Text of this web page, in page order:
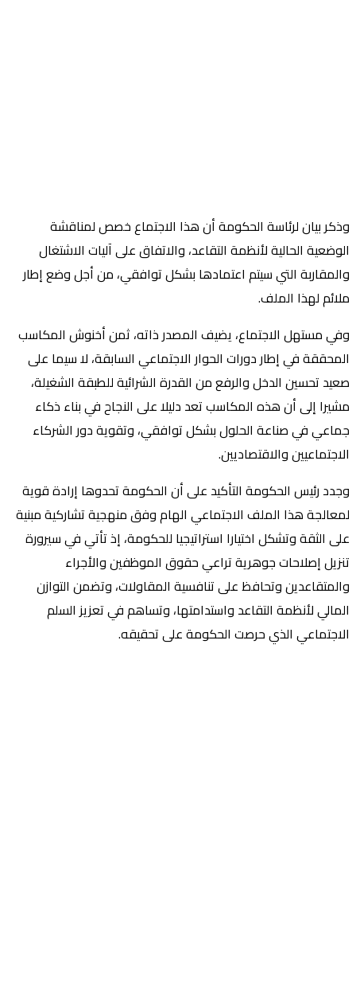
وذكر بيان لرئاسة الحكومة أن هذا الاجتماع خصص لمناقشة
الوضعية الحالية لأنظمة التقاعد، والاتفاق على آليات الاشتغال
والمقاربة التي سيتم اعتمادها بشكل توافقي، من أجل وضع إطار
ملائم لهذا الملف.
وفي مستهل الاجتماع، يضيف المصدر ذاته، ثمن أخنوش المكاسب
المحققة في إطار دورات الحوار الاجتماعي السابقة، لا سيما على
صعيد تحسين الدخل والرفع من القدرة الشرائية للطبقة الشغيلة،
مشيرا إلى أن هذه المكاسب تعد دليلا على النجاح في بناء ذكاء
جماعي في صناعة الحلول بشكل توافقي، وتقوية دور الشركاء
الاجتماعيين والاقتصاديين.
وجدد رئيس الحكومة التأكيد على أن الحكومة تحدوها إرادة قوية
لمعالجة هذا الملف الاجتماعي الهام وفق منهجية تشاركية مبنية
على الثقة وتشكل اختيارا ‏استراتيجيا للحكومة، إذ تأتي في سيرورة
تنزيل إصلاحات جوهرية تراعي حقوق الموظفين والأجراء
والمتقاعدين وتحافظ على تنافسية المقاولات، وتضمن التوازن
المالي لأنظمة التقاعد واستدامتها، وتساهم في تعزيز السلم
الاجتماعي الذي حرصت الحكومة على تحقيقه.